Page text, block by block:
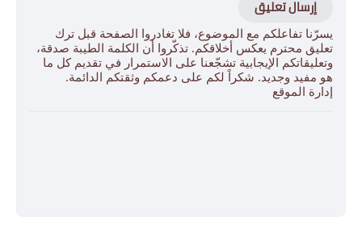
إرسال تعليق
يسرّنا تفاعلكم مع الموضوع، فلا تغادروا الصفحة قبل ترك
تعليق محترم يعكس أخلاقكم. تذكّروا أن الكلمة الطيبة صدقة،
وتعليقاتكم الإيجابية تشجّعنا على الاستمرار في تقديم كل ما
هو مفيد وجديد. شكراً لكم على دعمكم وثقتكم الدائمة.
إدارة الموقع